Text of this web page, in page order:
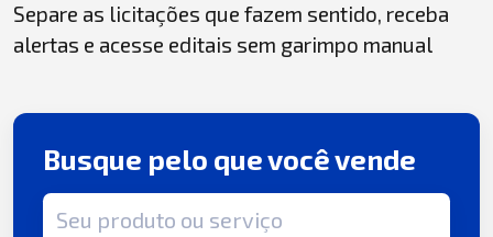
Separe as licitações que fazem sentido, receba
alertas e acesse editais sem garimpo manual
Busque pelo que você vende
Termo de busca